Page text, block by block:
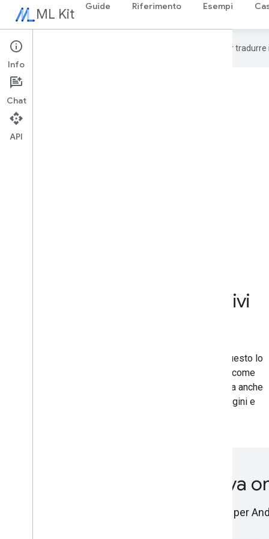
ML Kit Guide Riferimento Esempi
Google utilizza la tecnologia AI per
Ottimizzato per dispositivi
L'elaborazione di ML Kit avviene sul dispositivo. Questo lo
rende veloce e sblocca casi d'uso in tempo reale come
l'elaborazione dell'input della videocamera. Funziona anche
offline e può essere utilizzato per elaborare immagini e
Inizia a usare l'AI generativa
Sfrutta l'AI generativa on-device per la tua app per
Info
Chat
API